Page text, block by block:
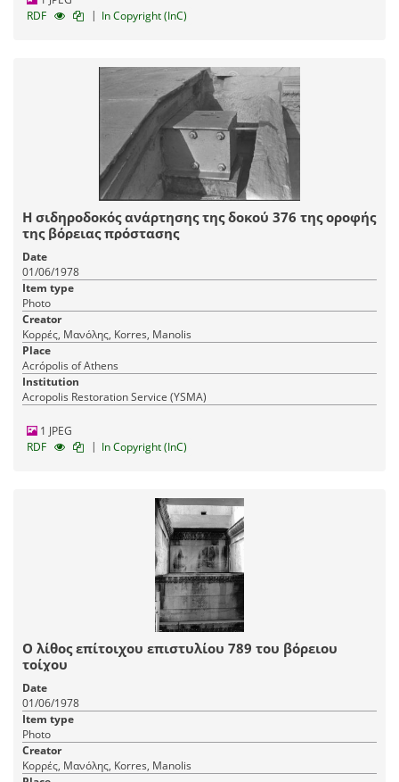
RDF
| In Copyright (InC)
Η σιδηροδοκός ανάρτησης της δοκού 376 της οροφής
της βόρειας πρόστασης
Date
01/06/1978
Item type
Photo
Creator
Κορρές, Μανόλης, Korres, Manolis
Place
Acrópolis of Athens
Institution
Acropolis Restoration Service (YSMA)
1 JPEG
RDF
| In Copyright (InC)
Ο λίθος επίτοιχου επιστυλίου 789 του βόρειου
τοίχου
Date
01/06/1978
Item type
Photo
Creator
Κορρές, Μανόλης, Korres, Manolis